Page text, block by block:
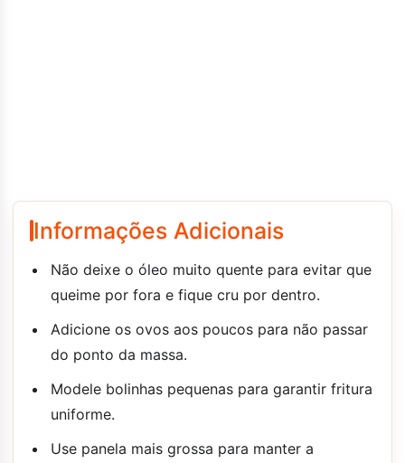
Informações Adicionais
Não deixe o óleo muito quente para evitar que
queime por fora e fique cru por dentro.
Adicione os ovos aos poucos para não passar
do ponto da massa.
Modele bolinhas pequenas para garantir fritura
uniforme.
Use panela mais grossa para manter a